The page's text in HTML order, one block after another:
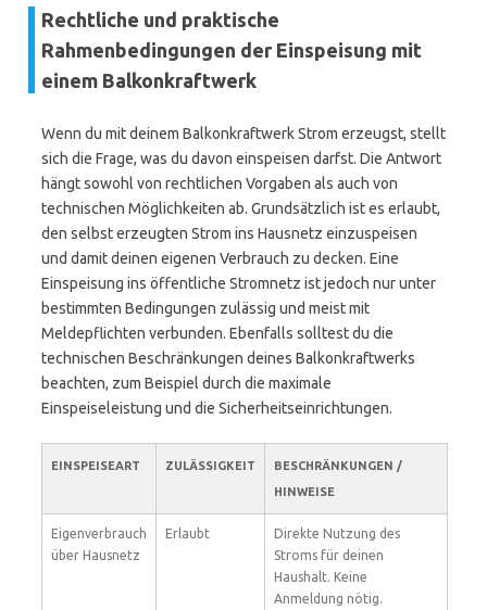
Rechtliche und praktische
Rahmenbedingungen der Einspeisung mit
einem Balkonkraftwerk
Wenn du mit deinem Balkonkraftwerk Strom erzeugst, stellt
sich die Frage, was du davon einspeisen darfst. Die Antwort
hängt sowohl von rechtlichen Vorgaben als auch von
technischen Möglichkeiten ab. Grundsätzlich ist es erlaubt,
den selbst erzeugten Strom ins Hausnetz einzuspeisen
und damit deinen eigenen Verbrauch zu decken. Eine
Einspeisung ins öffentliche Stromnetz ist jedoch nur unter
bestimmten Bedingungen zulässig und meist mit
Meldepflichten verbunden. Ebenfalls solltest du die
technischen Beschränkungen deines Balkonkraftwerks
beachten, zum Beispiel durch die maximale
Einspeiseleistung und die Sicherheitseinrichtungen.
EINSPEISEART ZULÄSSIGKEIT
BESCHRÄNKUNGEN /
HINWEISE
Eigenverbrauch
über Hausnetz
Erlaubt
Direkte Nutzung des
Stroms für deinen
Haushalt. Keine
Anmeldung nötig.